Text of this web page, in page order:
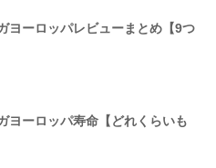
ヨーロッパレビューまとめ【9つ
ヨーロッパ寿命【どれくらいも